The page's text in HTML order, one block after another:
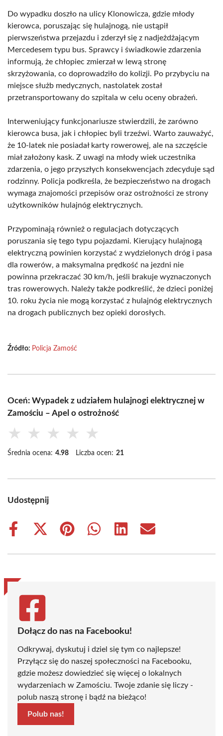
Do wypadku doszło na ulicy Klonowicza, gdzie młody
kierowca, poruszając się hulajnogą, nie ustąpił
pierwszeństwa przejazdu i zderzył się z nadjeżdżającym
Mercedesem typu bus. Sprawcy i świadkowie zdarzenia
informują, że chłopiec zmierzał w lewą stronę
skrzyżowania, co doprowadziło do kolizji. Po przybyciu na
miejsce służb medycznych, nastolatek został
przetransportowany do szpitala w celu oceny obrażeń.
Interweniujący funkcjonariusze stwierdzili, że zarówno
kierowca busa, jak i chłopiec byli trzeźwi. Warto zauważyć,
że 10-latek nie posiadał karty rowerowej, ale na szczęście
miał założony kask. Z uwagi na młody wiek uczestnika
zdarzenia, o jego przyszłych konsekwencjach zdecyduje sąd
rodzinny. Policja podkreśla, że bezpieczeństwo na drogach
wymaga znajomości przepisów oraz ostrożności ze strony
użytkowników hulajnóg elektrycznych.
Przypominają również o regulacjach dotyczących
poruszania się tego typu pojazdami. Kierujący hulajnogą
elektryczną powinien korzystać z wydzielonych dróg i pasa
dla rowerów, a maksymalna prędkość na jezdni nie
powinna przekraczać 30 km/h, jeśli brakuje wyznaczonych
tras rowerowych. Należy także podkreślić, że dzieci poniżej
10. roku życia nie mogą korzystać z hulajnóg elektrycznych
na drogach publicznych bez opieki dorosłych.
Źródło: Policja Zamość
Oceń: Wypadek z udziałem hulajnogi elektrycznej w
Zamościu – Apel o ostrożność
★ ★ ★ ★ ★
Średnia ocena: 4.98 Liczba ocen: 21
Udostępnij
Share
Share
(Twitter)
Share
Share
Share
Share
Dołącz do nas na Facebooku!
Odkrywaj, dyskutuj i dziel się tym co najlepsze!
Przyłącz się do naszej społeczności na Facebooku,
gdzie możesz dowiedzieć się więcej o lokalnych
wydarzeniach w Zamościu. Twoje zdanie się liczy -
polub naszą stronę i bądź na bieżąco!
Polub nas!